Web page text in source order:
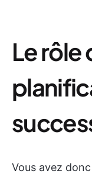
Le rôle
Vous avez